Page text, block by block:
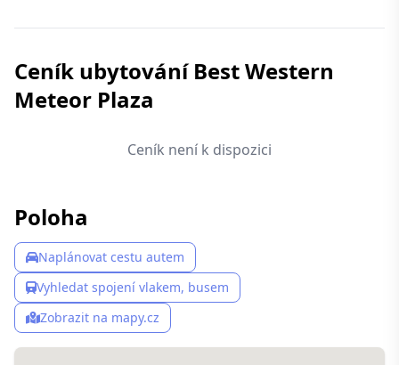
Ceník ubytování Best Western
Meteor Plaza
Ceník není k dispozici
Poloha
Naplánovat cestu autem
Vyhledat spojení vlakem, busem
Zobrazit na mapy.cz